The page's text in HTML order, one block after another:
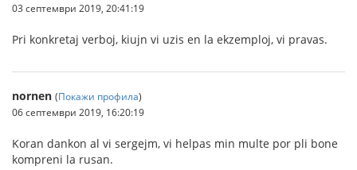
03 септември 2019, 20:41:19
Pri konkretaj verboj, kiujn vi uzis en la ekzemploj, vi pravas.
nornen (Покажи профила)
06 септември 2019, 16:20:19
Koran dankon al vi sergejm, vi helpas min multe por pli bone
kompreni la rusan.